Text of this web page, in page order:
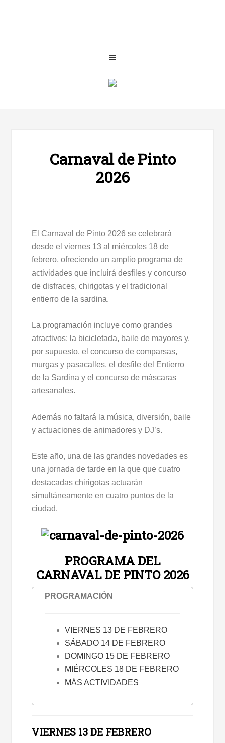
Carnaval de Pinto
2026
El Carnaval de Pinto 2026 se celebrará
desde el viernes 13 al miércoles 18 de
febrero, ofreciendo un amplio programa de
actividades que incluirá desfiles y concurso
de disfraces, chirigotas y el tradicional
entierro de la sardina.
La programación incluye como grandes
atractivos: la bicicletada, baile de mayores y,
por supuesto, el concurso de comparsas,
murgas y pasacalles, el desfile del Entierro
de la Sardina y el concurso de máscaras
artesanales.
Además no faltará la música, diversión, baile
y actuaciones de animadores y DJ’s.
Este año, una de las grandes novedades es
una jornada de tarde en la que que cuatro
destacadas chirigotas actuarán
simultáneamente en cuatro puntos de la
ciudad.
PROGRAMA DEL
CARNAVAL DE PINTO 2026
PROGRAMACIÓN
VIERNES 13 DE FEBRERO
SÁBADO 14 DE FEBRERO
DOMINGO 15 DE FEBRERO
MIÉRCOLES 18 DE FEBRERO
MÁS ACTIVIDADES
VIERNES 13 DE FEBRERO